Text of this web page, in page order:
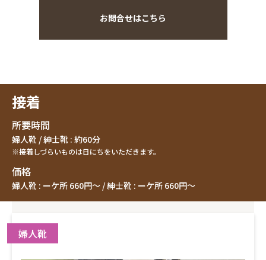
お問合せはこちら
接着
所要時間
婦人靴 / 紳士靴 : 約60分
※接着しづらいものは日にちをいただきます。
価格
婦人靴 : ーケ所 660円〜 /紳士靴 : ーケ所 660円〜
婦人靴